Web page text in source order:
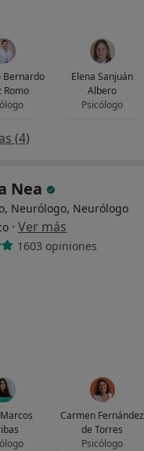
Bernardo
Romo
Elena Sanjuán
Albero
Psicólogo
(4)
Nea
Neurólogo, Neurólogo
· Ver más
1603 opiniones
Carmen Fernández
de Torres
Psicólogo